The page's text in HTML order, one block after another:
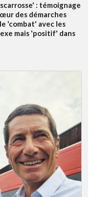
: témoignage
des démarches
'combat' avec les
mais 'positif' dans